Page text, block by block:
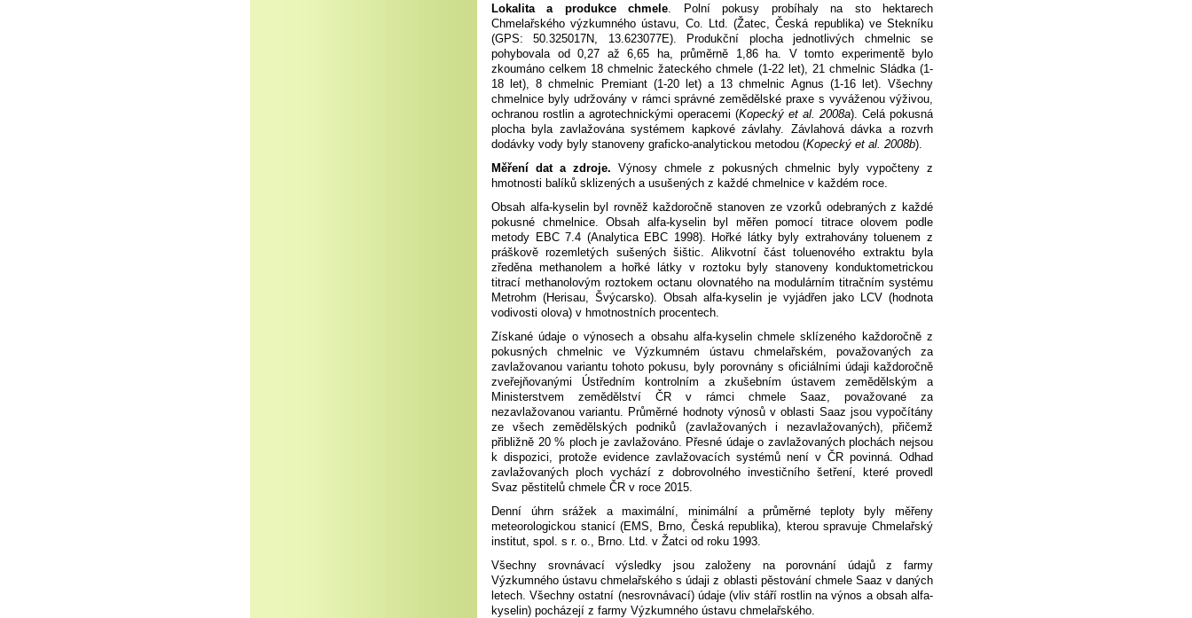
Lokalita a produkce chmele . Polní pokusy probíhaly na sto hektarech
Chmelařského výzkumného ústavu, Co. Ltd. (Žatec, Česká republika) ve Stekníku
(GPS: 50.325017N, 13.623077E). Produkční plocha jednotlivých chmelnic se
pohybovala od 0,27 až 6,65 ha, průměrně 1,86 ha. V tomto experimentě bylo
zkoumáno celkem 18 chmelnic žateckého chmele (1-22 let), 21 chmelnic Sládka (1-
18 let), 8 chmelnic Premiant (1-20 let) a 13 chmelnic Agnus (1-16 let). Všechny
chmelnice byly udržovány v rámci správné zemědělské praxe s vyváženou výživou,
ochranou rostlin a agrotechnickými operacemi (Kopecký et al. 2008a). Celá pokusná
plocha byla zavlažována systémem kapkové závlahy. Závlahová dávka a rozvrh
dodávky vody byly stanoveny graficko-analytickou metodou (Kopecký et al. 2008b).
Měření dat a zdroje. Výnosy chmele z pokusných chmelnic byly vypočteny z
hmotnosti balíků sklizených a usušených z každé chmelnice v každém roce.
Obsah alfa-kyselin byl rovněž každoročně stanoven ze vzorků odebraných z každé
pokusné chmelnice. Obsah alfa-kyselin byl měřen pomocí titrace olovem podle
metody EBC 7.4 (Analytica EBC 1998). Hořké látky byly extrahovány toluenem z
práškově rozemletých sušených šištic. Alikvotní část toluenového extraktu byla
zředěna methanolem a hořké látky v roztoku byly stanoveny konduktometrickou
titrací methanolovým roztokem octanu olovnatého na modulárním titračním systému
Metrohm (Herisau, Švýcarsko). Obsah alfa-kyselin je vyjádřen jako LCV (hodnota
vodivosti olova) v hmotnostních procentech.
Získané údaje o výnosech a obsahu alfa-kyselin chmele sklízeného každoročně z
pokusných chmelnic ve Výzkumném ústavu chmelařském, považovaných za
zavlažovanou variantu tohoto pokusu, byly porovnány s oficiálními údaji každoročně
zveřejňovanými Ústředním kontrolním a zkušebním ústavem zemědělským a
Ministerstvem zemědělství ČR v rámci chmele Saaz, považované za
nezavlažovanou variantu. Průměrné hodnoty výnosů v oblasti Saaz jsou vypočítány
ze všech zemědělských podniků (zavlažovaných i nezavlažovaných), přičemž
přibližně 20 % ploch je zavlažováno. Přesné údaje o zavlažovaných plochách nejsou
k dispozici, protože evidence zavlažovacích systémů není v ČR povinná. Odhad
zavlažovaných ploch vychází z dobrovolného investičního šetření, které provedl
Svaz pěstitelů chmele ČR v roce 2015.
Denní úhrn srážek a maximální, minimální a průměrné teploty byly měřeny
meteorologickou stanicí (EMS, Brno, Česká republika), kterou spravuje Chmelařský
institut, spol. s r. o., Brno. Ltd. v Žatci od roku 1993.
Všechny srovnávací výsledky jsou založeny na porovnání údajů z farmy
Výzkumného ústavu chmelařského s údaji z oblasti pěstování chmele Saaz v daných
letech. Všechny ostatní (nesrovnávací) údaje (vliv stáří rostlin na výnos a obsah alfa-
kyselin) pocházejí z farmy Výzkumného ústavu chmelařského.